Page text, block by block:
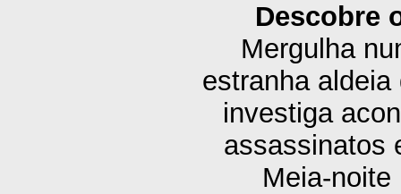
Descobre
Mergulha
estranha
investiga
assassinatos
Meia-